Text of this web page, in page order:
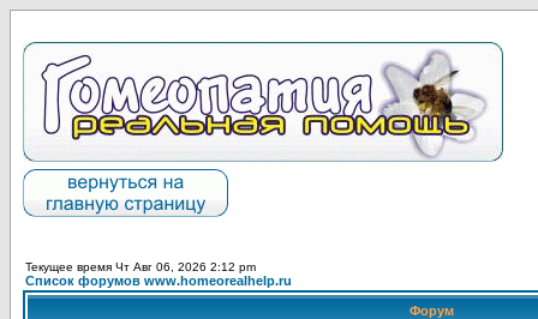
Текущее время Чт Авг 06, 2026 2:12 pm
Список форумов www.homeorealhelp.ru
Форум